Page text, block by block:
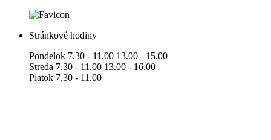
Stránkové hodiny
Pondelok 7.30 - 11.00 13.00 - 15.00
Streda 7.30 - 11.00 13.00 - 16.00
Piatok 7.30 - 11.00